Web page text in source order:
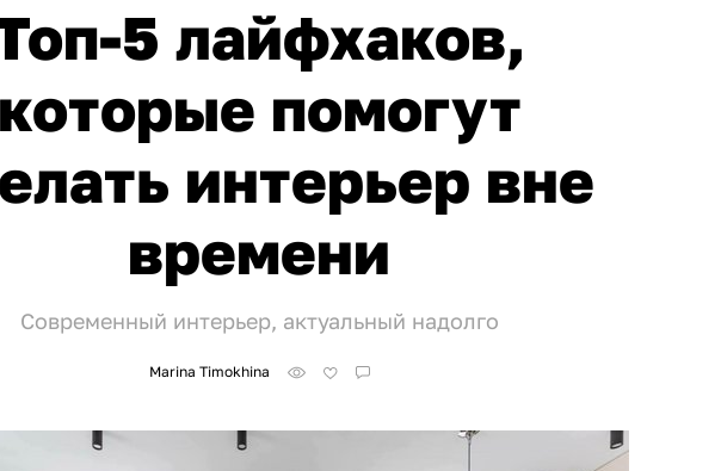
5 лайфхаков,
которые помогут
интерьер вне
времени
Современный интерьер, актуальный надолго
Marina Timokhina